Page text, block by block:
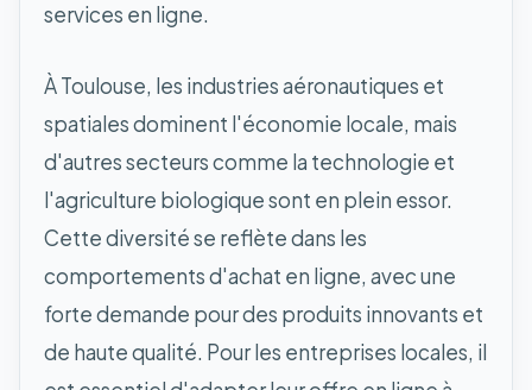
services en ligne.
À Toulouse, les industries aéronautiques et
spatiales dominent l'économie locale, mais
d'autres secteurs comme la technologie et
l'agriculture biologique sont en plein essor.
Cette diversité se reflète dans les
comportements d'achat en ligne, avec une
forte demande pour des produits innovants et
de haute qualité. Pour les entreprises locales, il